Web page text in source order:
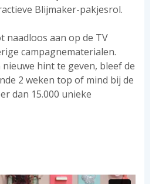
Blijmaker-pakjesrol.
naadloos aan op de TV
campagnematerialen.
hint te geven, bleef de
2 weken top of mind bij de
dan 15.000 unieke